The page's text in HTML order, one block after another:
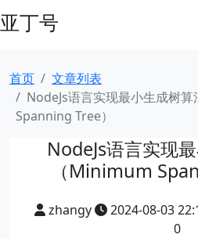
亚丁号
首页
文章列表
NodeJs语言实现最小生成树
Spanning Tree）
NodeJs语言实现
（Minimum
zhangy 2024-08-03
0